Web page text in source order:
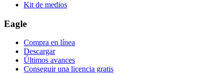
Kit de medios
Eagle
Compra en línea
Descargar
Últimos avances
Conseguir una licencia gratis